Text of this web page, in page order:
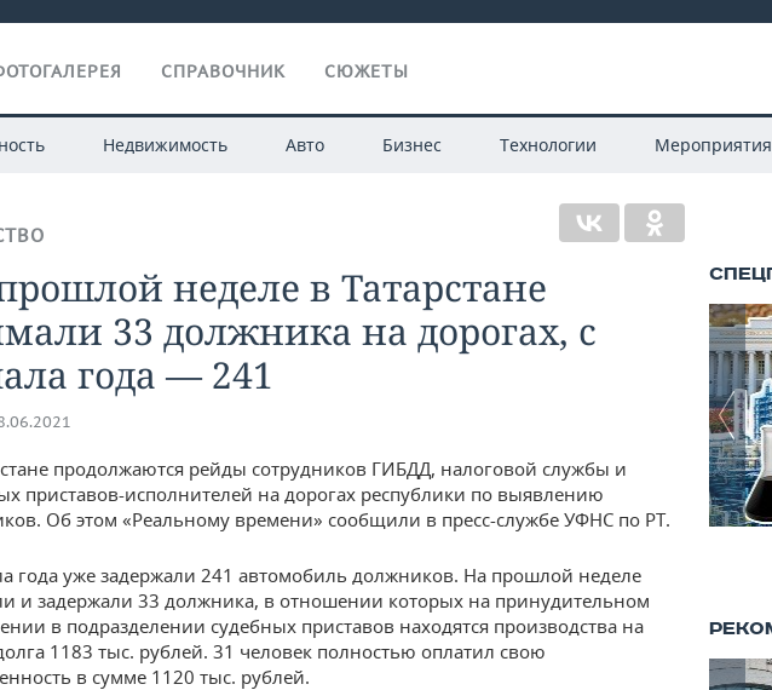
СПРАВОЧНИК СЮЖЕТЫ
Недвижимость Авто Бизнес Технологии Мероприятия
неделе в Татарстане
33 должника на дорогах, с
года — 241
продолжаются рейды сотрудников ГИБДД, налоговой службы и
приставов-исполнителей на дорогах республики по выявлению
Об этом «Реальному времени» сообщили в пресс-службе УФНС по РТ.
года уже задержали 241 автомобиль должников. На прошлой неделе
и задержали 33 должника, в отношении которых на принудительном
в подразделении судебных приставов находятся производства на
1183 тыс. рублей. 31 человек полностью оплатил свою
в сумме 1120 тыс. рублей.